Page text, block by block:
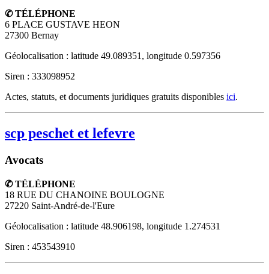
✆ TÉLÉPHONE
6 PLACE GUSTAVE HEON
27300 Bernay
Géolocalisation : latitude 49.089351, longitude 0.597356
Siren : 333098952
Actes, statuts, et documents juridiques gratuits disponibles ici.
scp peschet et lefevre
Avocats
✆ TÉLÉPHONE
18 RUE DU CHANOINE BOULOGNE
27220 Saint-André-de-l'Eure
Géolocalisation : latitude 48.906198, longitude 1.274531
Siren : 453543910